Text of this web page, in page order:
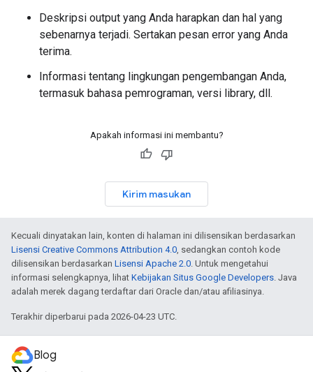
Deskripsi output yang Anda harapkan dan hal yang
sebenarnya terjadi. Sertakan pesan error yang Anda
terima.
Informasi tentang lingkungan pengembangan Anda,
termasuk bahasa pemrograman, versi library, dll.
Apakah informasi ini membantu?
Kirim masukan
Kecuali dinyatakan lain, konten di halaman ini dilisensikan berdasarkan
Lisensi Creative Commons Attribution 4.0, sedangkan contoh kode
dilisensikan berdasarkan Lisensi Apache 2.0. Untuk mengetahui
informasi selengkapnya, lihat Kebijakan Situs Google Developers. Java
adalah merek dagang terdaftar dari Oracle dan/atau afiliasinya.
Terakhir diperbarui pada 2026-04-23 UTC.
Blog